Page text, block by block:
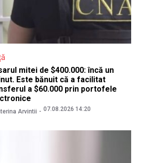
mitei de $400.000: încă un
Este bănuit că a facilitat
a $60.000 prin portofele
Arvintii 07.08.2026 14:20